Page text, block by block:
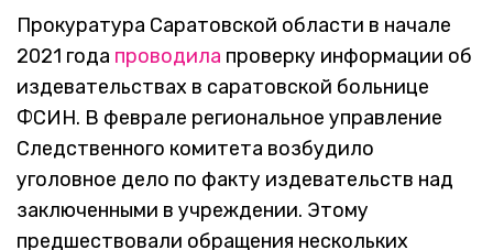
Прокуратура Саратовской области в начале
2021 года проводила проверку информации об
издевательствах в саратовской больнице
ФСИН. В феврале региональное управление
Следственного комитета возбудило
уголовное дело по факту издевательств над
заключенными в учреждении. Этому
предшествовали обращения нескольких